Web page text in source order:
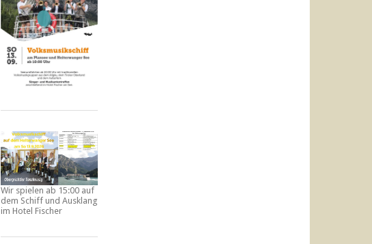
Wir spielen ab 15:00 auf
dem Schiff und Ausklang
im Hotel Fischer